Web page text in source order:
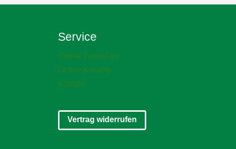
Service
Online Formulare
Online Katalog
Kontakt
Vertrag widerrufen